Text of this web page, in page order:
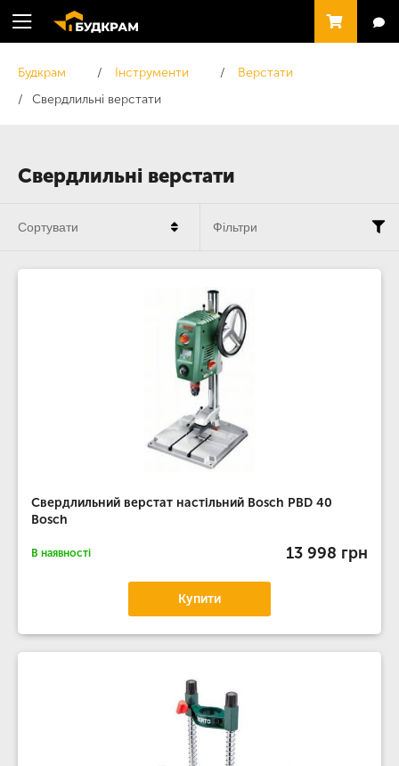
Свердлильні верстати
Будкрам Інструменти
Верстати
Свердлильні верстати
Свердлильний верстат настільний Bosch PBD 40
Bosch
В наявності 13 998 грн
Купити
Сортувати Фільтри